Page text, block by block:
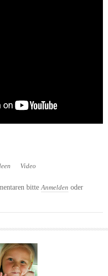
Video
bitte Anmelden oder